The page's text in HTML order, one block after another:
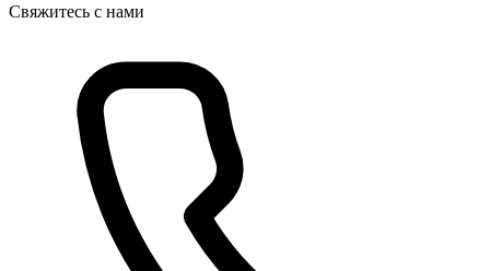
Свяжитесь с нами